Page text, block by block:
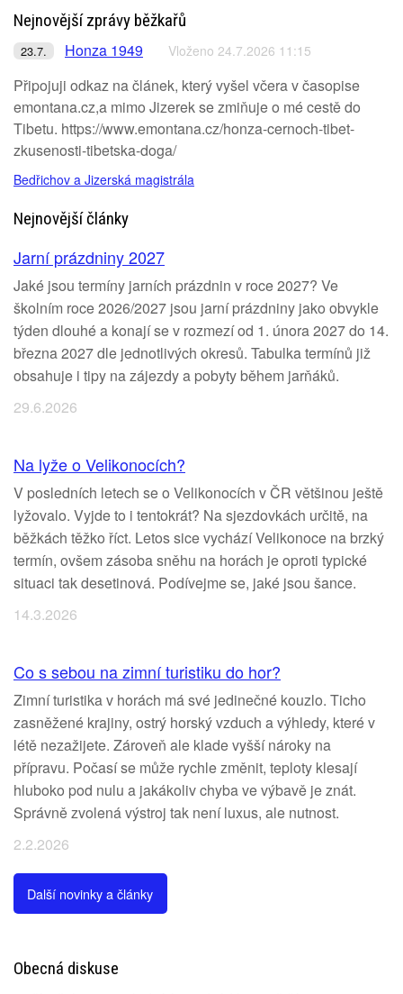
Nejnovější zprávy běžkařů
23.7. Honza 1949 Vloženo 24.7.2026 11:15
Připojuji odkaz na článek, který vyšel včera v časopise
emontana.cz,a mimo Jizerek se zmiňuje o mé cestě do
Tibetu. https://www.emontana.cz/honza-cernoch-tibet-
zkusenosti-tibetska-doga/
Bedřichov a Jizerská magistrála
Nejnovější články
Jarní prázdniny 2027
Jaké jsou termíny jarních prázdnin v roce 2027? Ve
školním roce 2026/2027 jsou jarní prázdniny jako obvykle
týden dlouhé a konají se v rozmezí od 1. února 2027 do 14.
března 2027 dle jednotlivých okresů. Tabulka termínů již
obsahuje i tipy na zájezdy a pobyty během jarňáků.
29.6.2026
Na lyže o Velikonocích?
V posledních letech se o Velikonocích v ČR většinou ještě
lyžovalo. Vyjde to i tentokrát? Na sjezdovkách určitě, na
běžkách těžko říct. Letos sice vychází Velikonoce na brzký
termín, ovšem zásoba sněhu na horách je oproti typické
situaci tak desetinová. Podívejme se, jaké jsou šance.
14.3.2026
Co s sebou na zimní turistiku do hor?
Zimní turistika v horách má své jedinečné kouzlo. Ticho
zasněžené krajiny, ostrý horský vzduch a výhledy, které v
létě nezažijete. Zároveň ale klade vyšší nároky na
přípravu. Počasí se může rychle změnit, teploty klesají
hluboko pod nulu a jakákoliv chyba ve výbavě je znát.
Správně zvolená výstroj tak není luxus, ale nutnost.
2.2.2026
Další novinky a články
Obecná diskuse